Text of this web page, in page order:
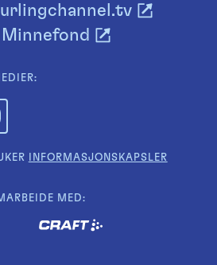
INFORMASJONSKAPSLER
MED: